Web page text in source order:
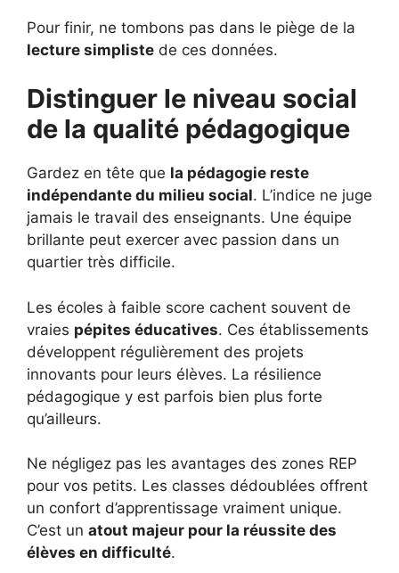
Pour finir, ne tombons pas dans le piège de la
lecture simpliste de ces données.
Distinguer le niveau social
de la qualité pédagogique
Gardez en tête que la pédagogie reste
indépendante du milieu social. L’indice ne juge
jamais le travail des enseignants. Une équipe
brillante peut exercer avec passion dans un
quartier très difficile.
Les écoles à faible score cachent souvent de
vraies pépites éducatives. Ces établissements
développent régulièrement des projets
innovants pour leurs élèves. La résilience
pédagogique y est parfois bien plus forte
qu’ailleurs.
Ne négligez pas les avantages des zones REP
pour vos petits. Les classes dédoublées offrent
un confort d’apprentissage vraiment unique.
C’est un atout majeur pour la réussite des
élèves en difficulté.